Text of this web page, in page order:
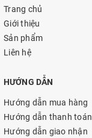
Trang chủ
Giới thiệu
Sản phẩm
Liên hệ
HƯỚNG DẪN
Hướng dẫn mua hàng
Hướng dẫn thanh toán
Hướng dẫn giao nhận